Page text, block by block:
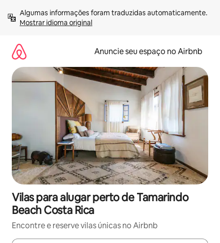
para
Mostrar idioma original
Anuncie seu espaço no Airbnb
Vilas para alugar perto de Tamarindo
Beach Costa Rica
Encontre e reserve vilas únicas no Airbnb